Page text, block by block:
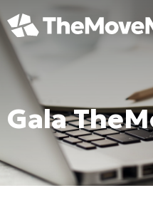
al
contenido
Gala